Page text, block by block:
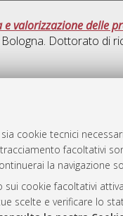
cookie tecnici
facoltativi
la navigazione
sui cookie facoltativi
scelte e verificare lo
e valorizzazione delle
Dottorato di
AMS
ISSN: